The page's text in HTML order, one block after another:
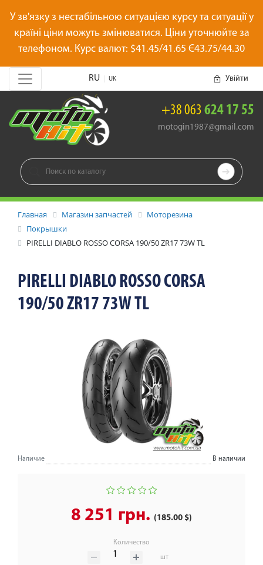
У зв'язку з нестабільною ситуацією курсу та ситуації у
країні ціни можуть змінюватися. Ціни уточнюйте за
телефоном. Курс валют: $41.45/41.65 Є43.75/44.30
RU UK Увійти
+38 063 624 17 55
motogin1987@gmail.com

Главная Магазин запчастей
Моторезина
Покрышки
PIRELLI DIABLO ROSSO CORSA 190/50 ZR17 73W TL
PIRELLI DIABLO ROSSO CORSA
190/50 ZR17 73W TL
Наличие В наличии
8 251 грн. (185.00 $)
Количество
шт